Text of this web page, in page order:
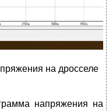
на дросселе
напряжения на